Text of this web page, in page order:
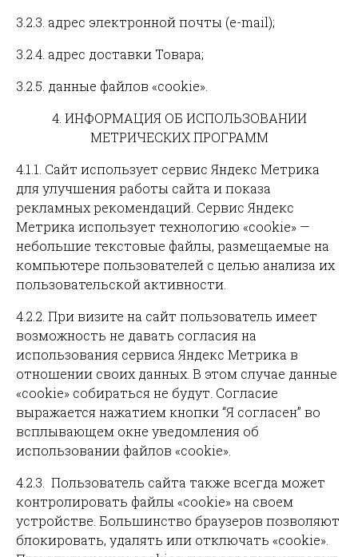
3.2.3. адрес электронной почты (e-mail);
3.2.4. адрес доставки Товара;
3.2.5. данные файлов «cookie».
4. ИНФОРМАЦИЯ ОБ ИСПОЛЬЗОВАНИИ
МЕТРИЧЕСКИХ ПРОГРАММ
4.1.1. Сайт использует сервис Яндекс Метрика
для улучшения работы сайта и показа
рекламных рекомендаций. Сервис Яндекс
Метрика использует технологию «cookie» —
небольшие текстовые файлы, размещаемые на
компьютере пользователей с целью анализа их
пользовательской активности.
4.2.2. При визите на сайт пользователь имеет
возможность не давать согласия на
использования сервиса Яндекс Метрика в
отношении своих данных. В этом случае данные
«cookie» собираться не будут. Согласие
выражается нажатием кнопки “Я согласен” во
всплывающем окне уведомления об
использовании файлов «cookie».
4.2.3. Пользователь сайта также всегда может
контролировать файлы «cookie» на своем
устройстве. Большинство браузеров позволяют
блокировать, удалять или отключать «cookie».